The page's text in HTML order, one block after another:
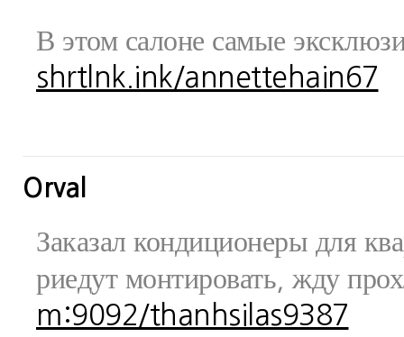
В этом салоне самые
shrtlnk.ink/annettehain67
Orval
Заказал кондиционеры для
риедут монтировать, жду
m:9092/thanhsilas9387